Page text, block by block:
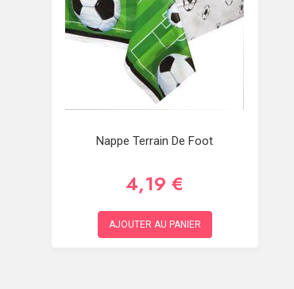
Nappe Terrain De Foot
4,19 €
AJOUTER AU PANIER